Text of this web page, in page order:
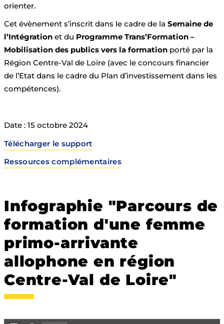
orienter.
Cet évènement s’inscrit dans le cadre de la Semaine de
l’Intégration et du Programme Trans’Formation –
Mobilisation des publics vers la formation porté par la
Région Centre-Val de Loire (avec le concours financier
de l’Etat dans le cadre du Plan d’investissement dans les
compétences).
Date : 15 octobre 2024
Télécharger le support
Ressources complémentaires
Infographie "Parcours de
formation d'une femme
primo-arrivante
allophone en région
Centre-Val de Loire"